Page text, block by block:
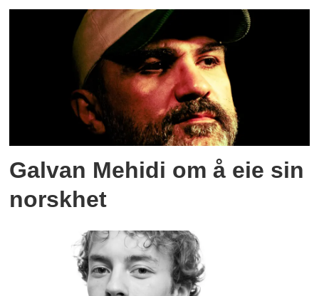
Galvan Mehidi om å eie sin
norskhet